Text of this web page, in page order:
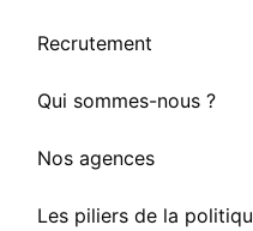
Recrutement
Qui sommes-nous ?
Nos agences
Les piliers de la